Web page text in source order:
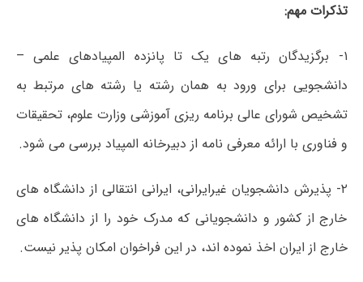
تذکرات مهم:
۱- برگزیدگان رتبه های یک تا پانزده المپیادهای علمی –
دانشجویی برای ورود به همان رشته یا رشته های مرتبط به
تشخیص شورای عالی برنامه ریزی آموزشی وزارت علوم، تحقیقات
و فناوری با ارائه معرفی نامه از دبیرخانه المپیاد بررسی می شود.
۲- پذیرش دانشجویان غیرایرانی، ایرانی انتقالی از دانشگاه های
خارج از کشور و دانشجویانی که مدرک خود را از دانشگاه های
خارج از ایران اخذ نموده اند، در این فراخوان امکان پذیر نیست.